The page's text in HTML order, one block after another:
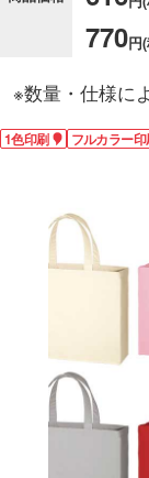
770円
※数量・仕様に
1色印刷 フルカラー